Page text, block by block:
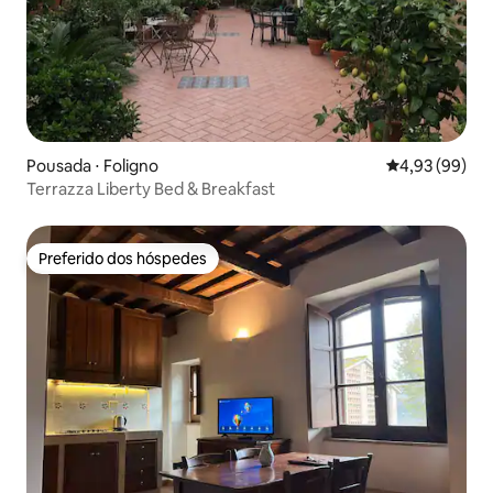
Pousada ⋅ Foligno 4,93 de uma
4,93 (99)
Terrazza Liberty Bed & Breakfast
Preferido dos hóspedes
Preferido dos hóspedes